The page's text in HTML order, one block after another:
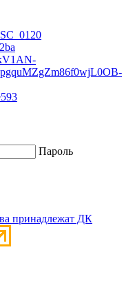
Пароль
принадлежат ДК